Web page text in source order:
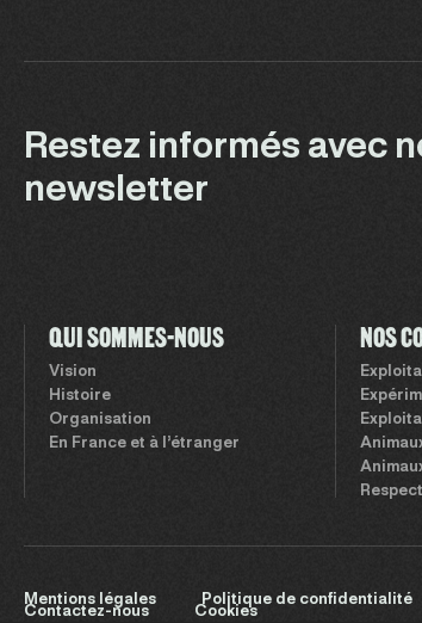
Restez informés avec
newsletter
QUI SOMMES-NOUS
Vision
Histoire
Organisation
En France et à l’étranger
NOS
Mentions légales Politique de confidentialité
Contactez-nous
Cookies